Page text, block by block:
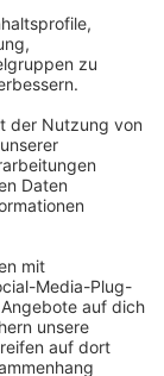
und
und
Gwinn